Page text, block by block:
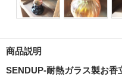
商品説明
SENDUP-耐熱ガラス製お